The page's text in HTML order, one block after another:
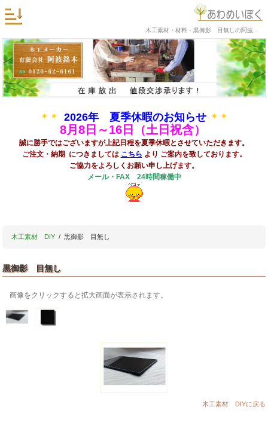
＊＊ 2026年 夏季休暇のお知らせ ＊＊
8月8日～16日（土日祝含）
誠に勝手ではございますが上記日程を夏季休暇とさせていただきます。
ご注文・納期 につきましては こちら より ご案内を致しております。
ご協力をよろしくお願い申し上げます。
メール・FAX 24時間稼働中
木工素材 DIY 黒御影 目無し
黒御影 目無し
画像をクリックすると拡大画面が表示されます。
木工素材 DIYに戻る